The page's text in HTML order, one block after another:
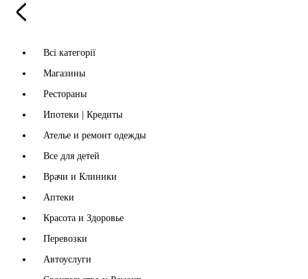
Всі категорії
Магазины
Рестораны
Ипотеки | Кредиты
Ателье и ремонт одежды
Все для детей
Врачи и Клиники
Аптеки
Красота и Здоровье
Перевозки
Автоуслуги